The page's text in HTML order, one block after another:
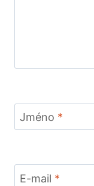
Jméno *
E-mail *